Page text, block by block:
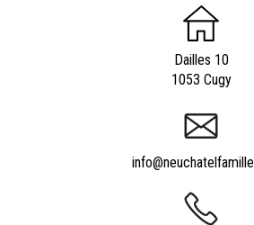
Dailles 10
1053 Cugy